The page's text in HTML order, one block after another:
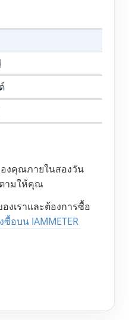
งคุณภายในสองวัน
ามให้คุณ
เราและต้องการซื้อ
ซื้อบน IAMMETER